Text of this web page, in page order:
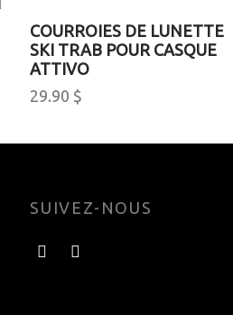
COURROIES DE LUNETTE
SKI TRAB POUR CASQUE
ATTIVO
29.90 $
SUIVEZ-NOUS